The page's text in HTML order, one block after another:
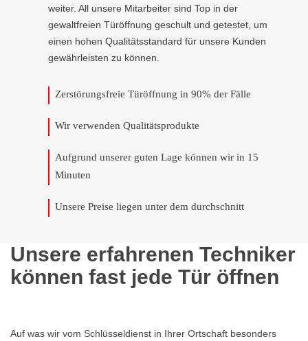
weiter. All unsere Mitarbeiter sind Top in der
gewaltfreien Türöffnung geschult und getestet, um
einen hohen Qualitätsstandard für unsere Kunden
gewährleisten zu können.
Zerstörungsfreie Türöffnung in 90% der Fälle
Wir verwenden Qualitätsprodukte
Aufgrund unserer guten Lage können wir in 15
Minuten
Unsere Preise liegen unter dem durchschnitt
Unsere erfahrenen Techniker
können fast jede Tür öffnen
Auf was wir vom Schlüsseldienst in Ihrer Ortschaft besonders